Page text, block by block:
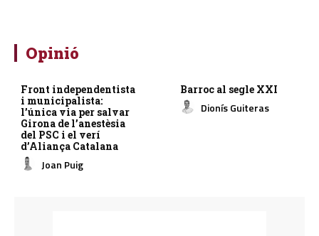
Opinió
Front independentista
i municipalista:
l’única via per salvar
Girona de l’anestèsia
del PSC i el verí
d’Aliança Catalana
Joan Puig
Barroc al segle XXI
Dionís Guiteras